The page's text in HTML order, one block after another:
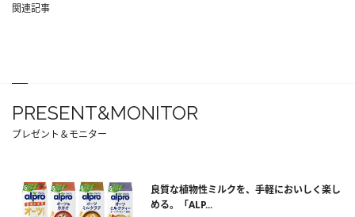
関連記事
PRESENT&MONITOR
プレゼント＆モニター
良質な植物性ミルクを、手軽においしく楽し
める。「ALP...